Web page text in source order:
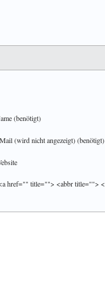
(benötigt)
(wird nicht angezeigt) (benötigt)
<a href="" title=""> <abbr